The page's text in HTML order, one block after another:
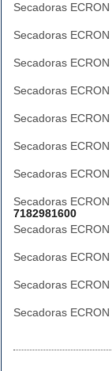
Secadoras ECRON
Secadoras ECRON
Secadoras ECRON
Secadoras ECRON
Secadoras ECRON
Secadoras ECRON
Secadoras ECRON
Secadoras ECRON
7182981600
Secadoras ECRON
Secadoras ECRON
Secadoras ECRON
Secadoras ECRON